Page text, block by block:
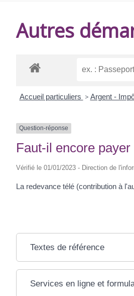
Autres
Accueil particuliers > Argent -
Question-réponse
Faut-il encore
Vérifié le 01/01/2023 - Direction de
La redevance télé (contribution à
Textes de référence
Services en ligne et